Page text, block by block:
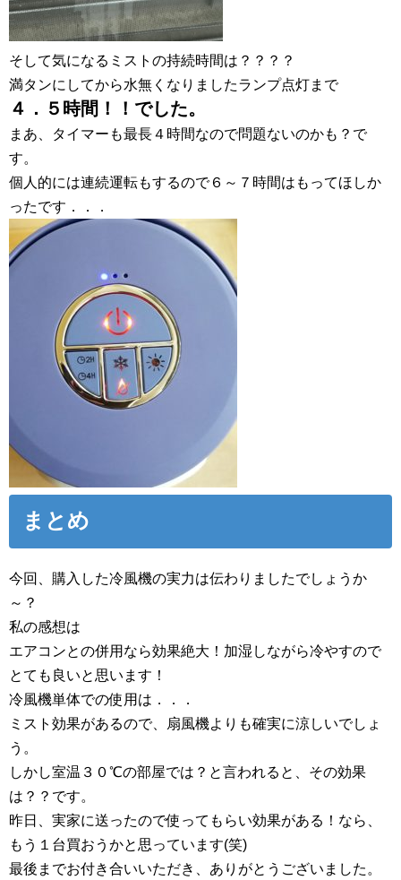
そして気になるミストの持続時間は？？？？
満タンにしてから水無くなりましたランプ点灯まで
４．５時間！！でした。
まあ、タイマーも最長４時間なので問題ないのかも？で
す。
個人的には連続運転もするので６～７時間はもってほしか
ったです．．．
まとめ
今回、購入した冷風機の実力は伝わりましたでしょうか
～？
私の感想は
エアコンとの併用なら効果絶大！加湿しながら冷やすので
とても良いと思います！
冷風機単体での使用は．．．
ミスト効果があるので、扇風機よりも確実に涼しいでしょ
う。
しかし室温３０℃の部屋では？と言われると、その効果
は？？です。
昨日、実家に送ったので使ってもらい効果がある！なら、
もう１台買おうかと思っています(笑)
最後までお付き合いいただき、ありがとうございました。